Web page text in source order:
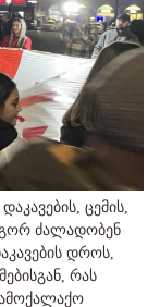
ცემის,
ძალადობენ
დროს,
რას